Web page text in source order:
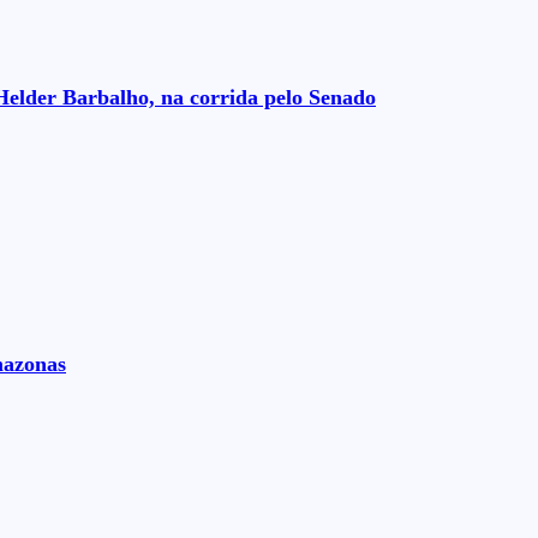
Barbalho, na corrida pelo Senado